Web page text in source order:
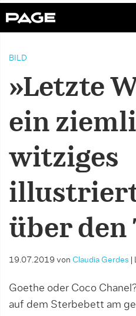
BILD
»Letzte
ein
witziges
über den
19.07.2019 von Claudia Gerdes
Goethe oder Coco
auf dem Sterbebett am